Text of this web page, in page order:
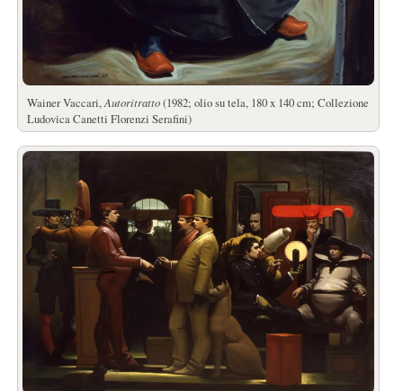
Wainer Vaccari,Autoritratto(1982; olio su tela, 180 x 140 cm; Collezione
Ludovica Canetti Florenzi Serafini)